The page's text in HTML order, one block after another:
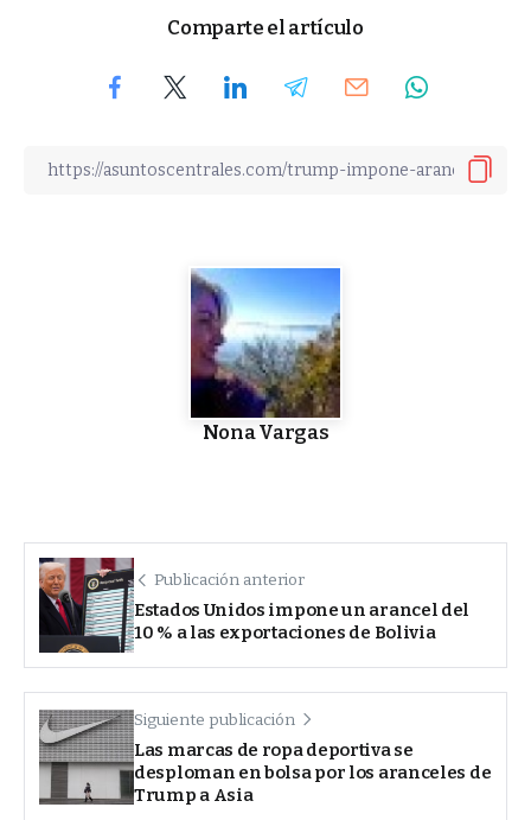
Comparte el artículo
Nona Vargas
Publicación anterior
Estados Unidos impone un arancel del
10 % a las exportaciones de Bolivia
Siguiente publicación
Las marcas de ropa deportiva se
desploman en bolsa por los aranceles de
Trump a Asia